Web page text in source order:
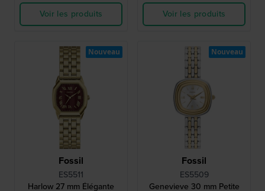
Voir les produits
Voir les produits
Fossil
ES5511
Harlow 27 mm Élégante
Nouveau
Fossil
ES5509
Genevieve 30 mm Petite
Nouveau